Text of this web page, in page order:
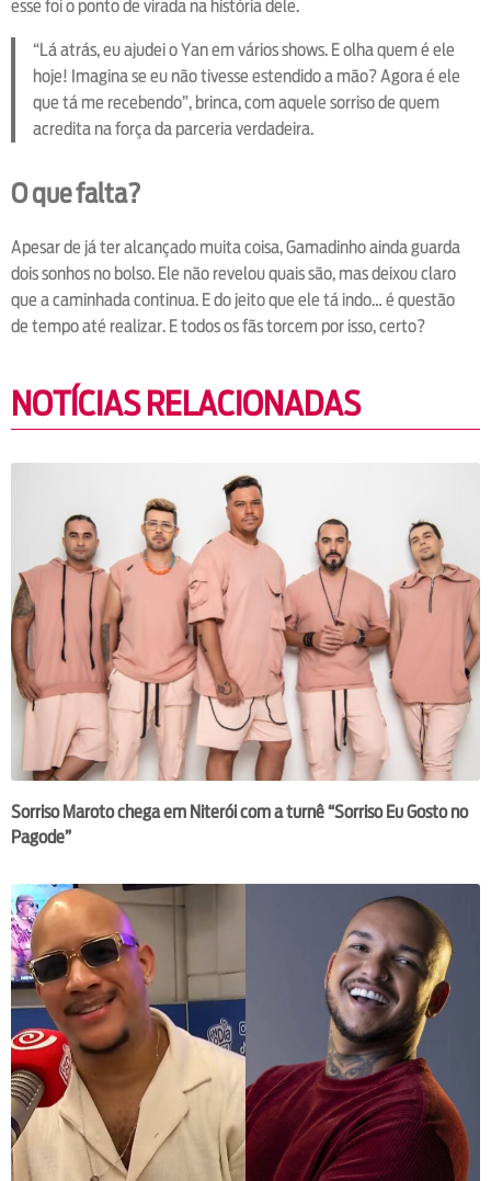
esse foi o ponto de virada na história dele.
“Lá atrás, eu ajudei o Yan em vários shows. E olha quem é ele
hoje! Imagina se eu não tivesse estendido a mão? Agora é ele
que tá me recebendo”, brinca, com aquele sorriso de quem
acredita na força da parceria verdadeira.
O que falta?
Apesar de já ter alcançado muita coisa, Gamadinho ainda guarda
dois sonhos no bolso. Ele não revelou quais são, mas deixou claro
que a caminhada continua. E do jeito que ele tá indo… é questão
de tempo até realizar. E todos os fãs torcem por isso, certo?
NOTÍCIAS RELACIONADAS
Sorriso Maroto chega em Niterói com a turnê “Sorriso Eu Gosto no
Pagode”